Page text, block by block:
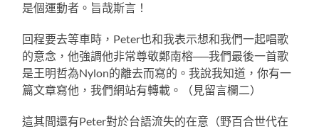
是個運動者。旨哉斯言！
回程要去等車時，Peter也和我表示想和我們一起唱歌
的意念，他強調他非常尊敬鄭南榕──我們最後一首歌
是王明哲為Nylon的離去而寫的。我說我知道，你有一
篇文章寫他，我們網站有轉載。（見留言欄二）
這其間還有Peter對於台語流失的在意（野百合世代在